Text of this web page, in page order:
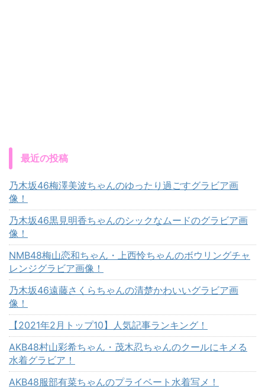
最近の投稿
乃木坂46梅澤美波ちゃんのゆったり過ごすグラビア画
像！
乃木坂46黒見明香ちゃんのシックなムードのグラビア画
像！
NMB48梅山恋和ちゃん・上西怜ちゃんのボウリングチャ
レンジグラビア画像！
乃木坂46遠藤さくらちゃんの清楚かわいいグラビア画
像！
【2021年2月トップ10】人気記事ランキング！
AKB48村山彩希ちゃん・茂木忍ちゃんのクールにキメる
水着グラビア！
AKB48服部有菜ちゃんのプライベート水着写メ！